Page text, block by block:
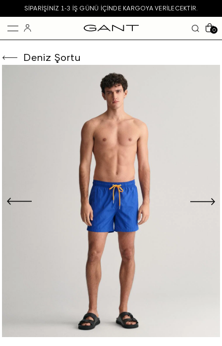
SIPARIŞINIZ 1-3 IŞ GÜNÜ IÇINDE KARGOYA VERILECEKTIR.
0
Deniz Şortu